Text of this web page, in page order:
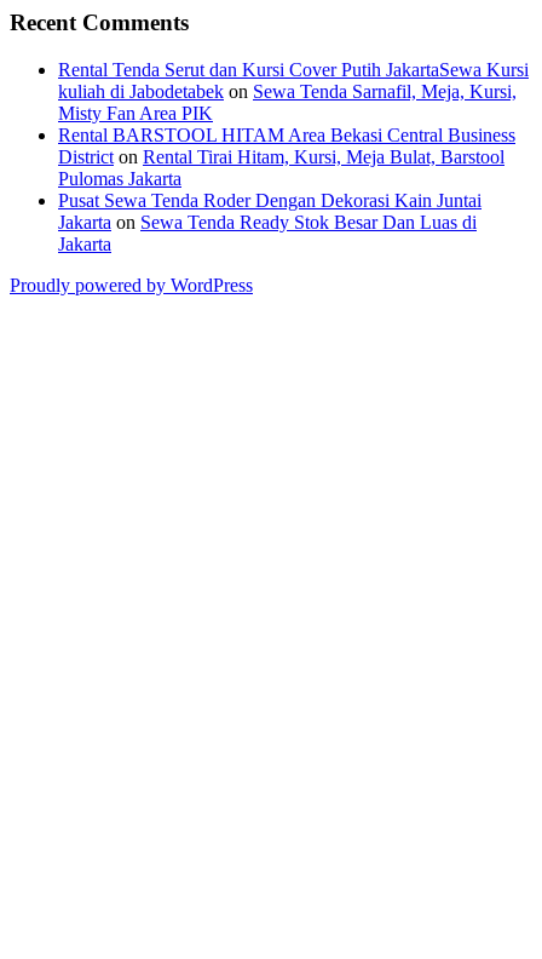
Recent Comments
Rental Tenda Serut dan Kursi Cover Putih JakartaSewa Kursi
kuliah di Jabodetabek on Sewa Tenda Sarnafil, Meja, Kursi,
Misty Fan Area PIK
Rental BARSTOOL HITAM Area Bekasi Central Business
District on Rental Tirai Hitam, Kursi, Meja Bulat, Barstool
Pulomas Jakarta
Pusat Sewa Tenda Roder Dengan Dekorasi Kain Juntai
Jakarta on Sewa Tenda Ready Stok Besar Dan Luas di
Jakarta
Proudly powered by WordPress